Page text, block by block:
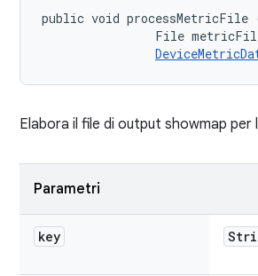
public void processMetricFile
File
Elabora il file di output showmap per
Parametri
key